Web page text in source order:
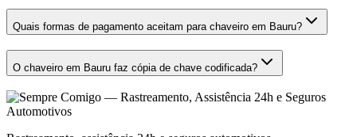
Quais formas de pagamento aceitam para chaveiro em Bauru?
O chaveiro em Bauru faz cópia de chave codificada?